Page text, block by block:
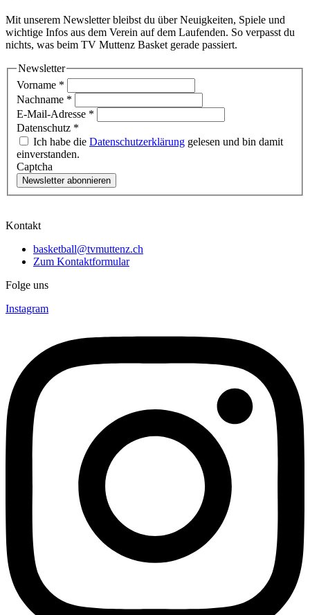
Mit unserem Newsletter bleibst du über Neuigkeiten, Spiele und
wichtige Infos aus dem Verein auf dem Laufenden. So verpasst du
nichts, was beim TV Muttenz Basket gerade passiert.
Newsletter
Vorname *
Nachname *
E-Mail-Adresse *
Datenschutz *
Ich habe die Datenschutzerklärung gelesen und bin damit
einverstanden.
Captcha
Newsletter abonnieren
Kontakt
basketball@tvmuttenz.ch
Zum Kontaktformular
Folge uns
Instagram